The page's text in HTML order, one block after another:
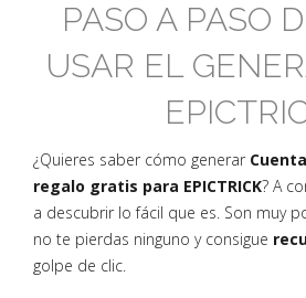
PASO A PASO
USAR EL
¿Quieres saber cómo generar
regalo gratis para EPICTRICK? A
a descubrir lo fácil que es. Son muy
no te pierdas ninguno y consigue
golpe de clic.